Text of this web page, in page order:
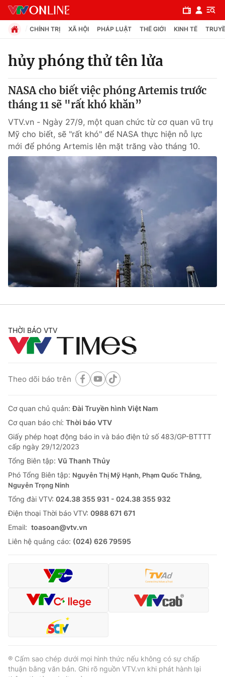
Chuyên mục
Chính trị
Xã hội
Pháp luật
Y tế
Thế giới
Tin tức
Thế giới đó đây
Câu chuyện quốc tế
Kinh tế
Thị trường
Góc doanh nghiệp
Dữ liệu và đời sống
Truyền hình
Phim VTV
Hậu trường
Giải sao mai
Giải trí
Điện ảnh
Âm nhạc
Du lịch
Làm đẹp
Chất lượng cuộc sống
Tuyển sinh
Học trực tuyến
Công nghệ
Hitech Công nghệ tương lai
Sản phẩm
Thị trường
Tư vấn
Giao lưu trực tuyến
Lịch phát sóng
Chuyên mục khác
Emagazine Podcast
Video Shorts video
VTV Money
VTV Sức khoẻ Bất động sản
CHÍNH TRỊ XÃ HỘI PHÁP LUẬT THẾ GIỚI KINH TẾ
hủy phóng thử tên lửa
NASA cho biết việc phóng Artemis trước
tháng 11 sẽ "rất khó khăn”
VTV.vn - Ngày 27/9, một quan chức từ cơ quan vũ trụ
Mỹ cho biết, sẽ "rất khó" để NASA thực hiện nỗ lực
mới để phóng Artemis lên mặt trăng vào tháng 10.
THỜI BÁO VTV
Theo dõi báo trên
Cơ quan chủ quản:Đài Truyền hình Việt Nam
Cơ quan báo chí: Thời báo VTV
Giấy phép hoạt động báo in và báo điện tử số 483/GP-BTTTT
cấp ngày 29/12/2023
Tổng Biên tập: Vũ Thanh Thủy
Phó Tổng Biên tập: Nguyễn Thị Mỹ Hạnh, Phạm Quốc Thắng,
Nguyễn Trọng Ninh
Tổng đài VTV: 024.38 355 931 - 024.38 355 932
Ðiện thoại Thời báo VTV: 0988 671 671
Email: toasoan@vtv.vn
Liên hệ quảng cáo: (024) 626 79595
® Cấm sao chép dưới mọi hình thức nếu không có sự chấp
thuận bằng văn bản. Ghi rõ nguồn VTV.vn khi phát hành lại